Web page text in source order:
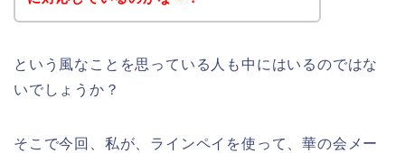
という風なことを思っている人も中にはいるのではな
いでしょうか？
そこで今回、私が、ラインペイを使って、華の会メー